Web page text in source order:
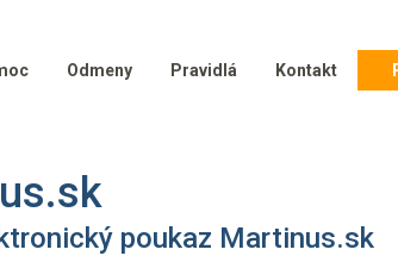
Odmeny Pravidlá Kontakt
poukaz Martinus.sk